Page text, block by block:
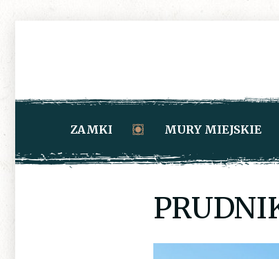
ZAMKI MURY MIEJSKIE